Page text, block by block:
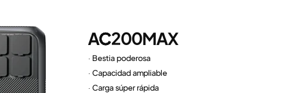
AC200MAX
· Bestia poderosa
· Capacidad ampliable
· Carga súper rápida